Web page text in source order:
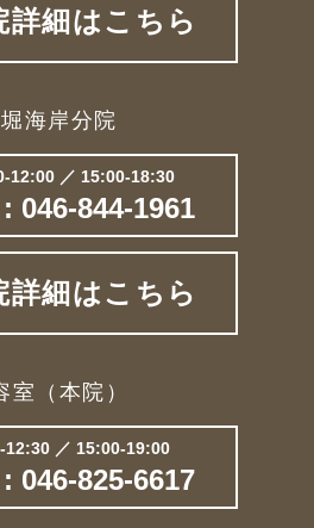
詳細はこちら
海岸分院
12:00 ／ 15:00-18:30
046-844-1961
詳細はこちら
室（本院）
12:30 ／ 15:00-19:00
046-825-6617